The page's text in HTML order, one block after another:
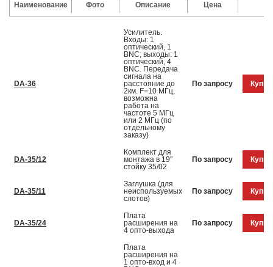
Наименование Фото Описание Цена
DA-36
Усилитель.
Входы: 1
оптический, 1
BNC; выходы: 1
оптический, 4
BNC. Передача
сигнала на
расстояние до
2км. F=10 МГц,
возможна
работа на
частоте 5 МГц
или 2 МГц (по
отдельному
заказу)
По запросу
DA-35/12
Комплект для
монтажа в 19″
стойку 35/02
По запросу
DA-35/11
Заглушка (для
неиспользуемых
слотов)
По запросу
DA-35/24
Плата
расширения на
4 опто-выхода
По запросу
Плата
расширения на
1 опто-вход и 4